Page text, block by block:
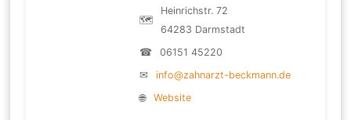
🗺
Heinrichstr. 72
64283 Darmstadt
☎
06151 45220
✉
info@zahnarzt-beckmann.de
🌐
Website